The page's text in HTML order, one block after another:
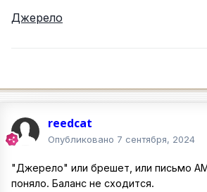
Джерело
reedcat
Опубликовано 7 сентября, 2024
"Джерело" или брешет, или письмо
поняло. Баланс не сходится.